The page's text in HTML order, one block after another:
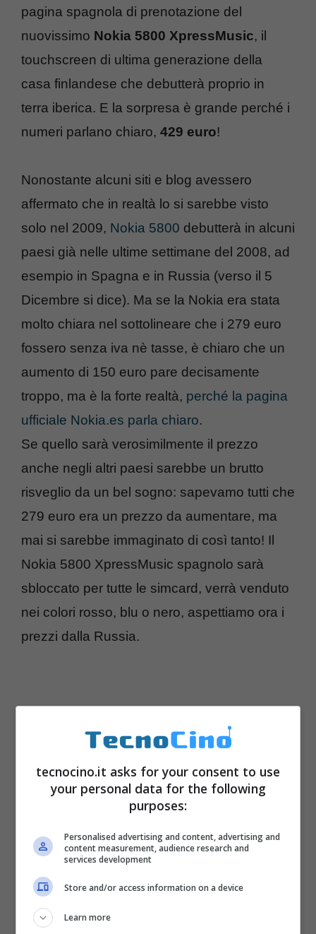
pagina spagnola di prenotazione del
nuovissimo Nokia 5800 XpressMusic, il
touchscreen di ultima generazione della
casa finlandese che debutterà proprio in
terra iberica. E la sorpresa è grande perché i
numeri parlano chiaro, 429 euro!
Nonostante alcuni siti e blog avessero
affermato che in realtà lo si sarebbe visto
solo nel 2009, Nokia 5800 debutterà in alcuni
paesi già nelle ultime settimane del 2008, ad
esempio in Spagna e in Russia (verso il 5
Dicembre si dice). Ma se la Nokia era stata
molto chiara nel sottolineare che i 279 euro
fossero senza iva nè tasse, è chiaro che un
aumento di 150 euro pare decisamente
troppo, ma è la forte realtà, perché la pagina
ufficiale Nokia.es parla chiaro.
Se quello sarà verosimilmente il prezzo
anche negli altri paesi sarebbe un brutto
risveglio da un bel sogno: sapevamo tutti che
279 euro era un prezzo da aumentare, ma
mai si sarebbe immaginato di così tanto! Il
Nokia 5800 XpressMusic spagnolo sarà
sbloccato per tutte le simcard, verrà venduto
nei colori rosso, blu o nero, aspettiamo ora i
prezzi dalla Russia.
tecnocino.it asks for your consent to use
your personal data for the following
purposes:
Personalised advertising and content, advertising and
content measurement, audience research and
services development
Store and/or access information on a device
Learn more